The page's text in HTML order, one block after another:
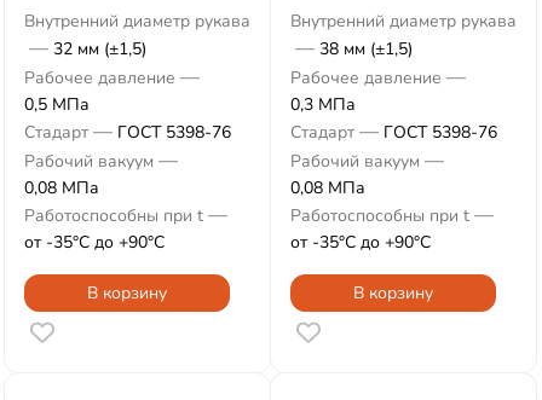
Внутренний диаметр рукава
— 32 мм (±1,5)
Рабочее давление —
0,5 МПа
Стадарт — ГОСТ 5398-76
Рабочий вакуум —
0,08 МПа
Работоспособны при t —
от -35°С до +90°С
В корзину
Внутренний диаметр рукава
— 38 мм (±1,5)
Рабочее давление —
0,3 МПа
Стадарт — ГОСТ 5398-76
Рабочий вакуум —
0,08 МПа
Работоспособны при t —
от -35°С до +90°С
В корзину